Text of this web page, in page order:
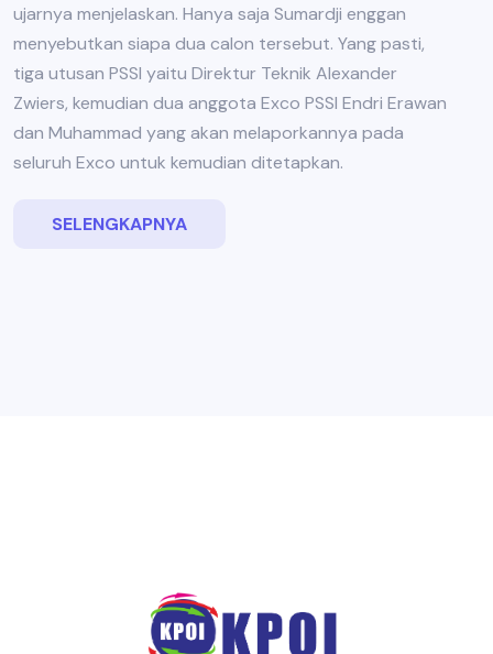
ujarnya menjelaskan. Hanya saja Sumardji enggan
menyebutkan siapa dua calon tersebut. Yang pasti,
tiga utusan PSSI yaitu Direktur Teknik Alexander
Zwiers, kemudian dua anggota Exco PSSI Endri Erawan
dan Muhammad yang akan melaporkannya pada
seluruh Exco untuk kemudian ditetapkan.
SELENGKAPNYA